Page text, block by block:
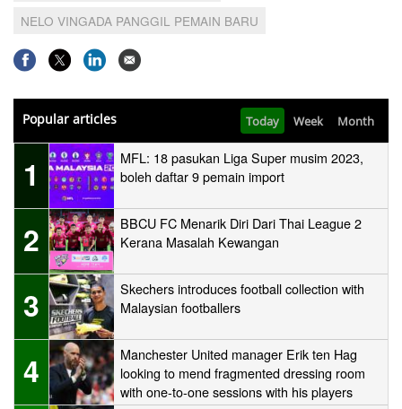
NELO VINGADA PANGGIL PEMAIN BARU
Popular articles Today Week Month
1
MFL: 18 pasukan Liga Super musim 2023,
boleh daftar 9 pemain import
2
BBCU FC Menarik Diri Dari Thai League 2
Kerana Masalah Kewangan
3
Skechers introduces football collection with
Malaysian footballers
4
Manchester United manager Erik ten Hag
looking to mend fragmented dressing room
with one-to-one sessions with his players